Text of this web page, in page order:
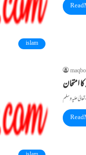
islam
Read
امتحان
Read